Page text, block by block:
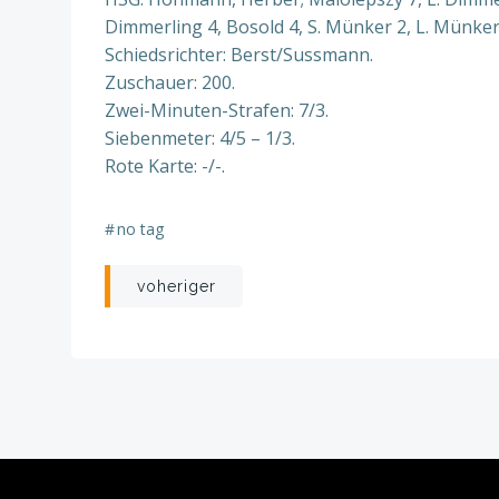
Dimmerling 4, Bosold 4, S. Münker 2, L.
Schiedsrichter: Berst/Sussmann.
Zuschauer: 200.
Zwei-Minuten-Strafen: 7/3.
Siebenmeter: 4/5 – 1/3.
Rote Karte: -/-.
#no tag
Beitragsnavigation
voheriger